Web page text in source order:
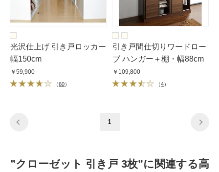
光沢仕上げ 引き戸ロッカー
幅150cm
￥59,900
（60）
引き戸間仕切りワードロー
ブ ハンガー＋棚・幅88cm
￥109,800
（4）
1
”クローゼット 引き戸 3枚”に関連する高